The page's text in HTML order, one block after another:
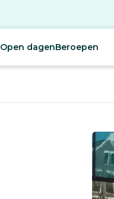
Open dagenBeroepen